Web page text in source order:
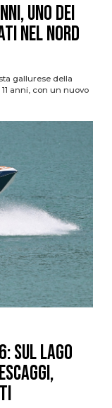
uno dei
nel nord
gallurese della
anni, con un nuovo
sul Lago